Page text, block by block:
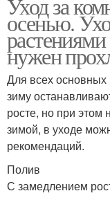
осенью.
нужен
Для всех основных
зиму
росте, но при этом
зимой, в уходе
рекомендаций.
Полив
С замедлением